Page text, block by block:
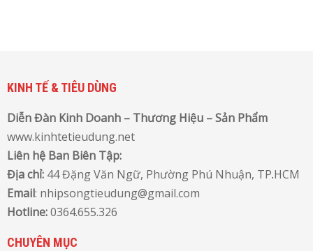
KINH TẾ & TIÊU DÙNG
Diễn Đàn Kinh Doanh – Thương Hiệu – Sản Phẩm
www.kinhtetieudung.net
Liên hệ Ban Biên Tập:
Địa chỉ: 44 Đặng Văn Ngữ, Phường Phú Nhuận, TP.HCM
Email: nhipsongtieudung@gmail.com
Hotline:0364.655.326
CHUYÊN MỤC